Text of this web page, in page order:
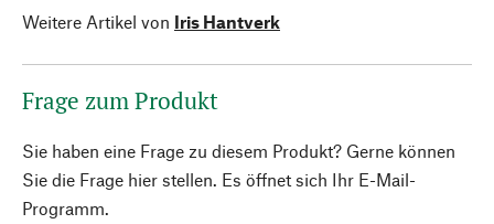
Weitere Artikel von Iris Hantverk
Frage zum Produkt
Sie haben eine Frage zu diesem Produkt? Gerne können
Sie die Frage hier stellen. Es öffnet sich Ihr E-Mail-
Programm.